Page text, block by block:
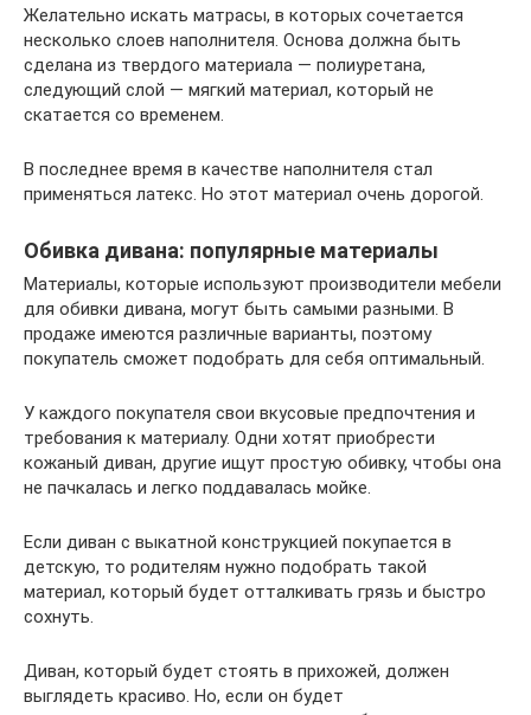
Желательно искать матрасы, в которых сочетается
несколько слоев наполнителя. Основа должна быть
сделана из твердого материала — полиуретана,
следующий слой — мягкий материал, который не
скатается со временем.
В последнее время в качестве наполнителя стал
применяться латекс. Но этот материал очень дорогой.
Обивка дивана: популярные материалы
Материалы, которые используют производители мебели
для обивки дивана, могут быть самыми разными. В
продаже имеются различные варианты, поэтому
покупатель сможет подобрать для себя оптимальный.
У каждого покупателя свои вкусовые предпочтения и
требования к материалу. Одни хотят приобрести
кожаный диван, другие ищут простую обивку, чтобы она
не пачкалась и легко поддавалась мойке.
Если диван с выкатной конструкцией покупается в
детскую, то родителям нужно подобрать такой
материал, который будет отталкивать грязь и быстро
сохнуть.
Диван, который будет стоять в прихожей, должен
выглядеть красиво. Но, если он будет